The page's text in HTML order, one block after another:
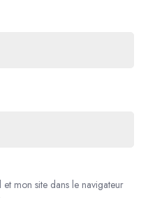
mon site dans le navigateur